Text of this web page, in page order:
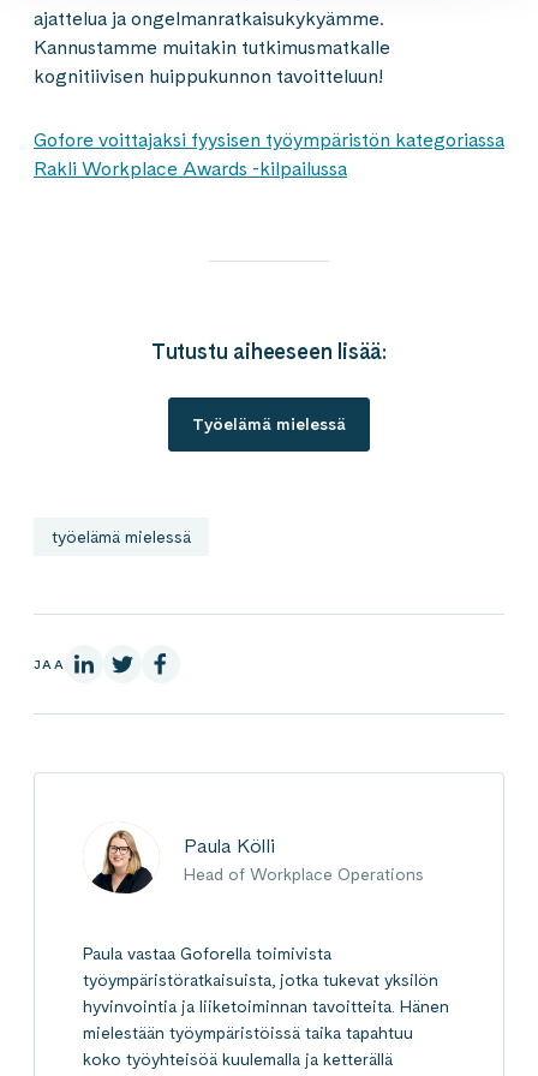
ajattelua ja ongelmanratkaisukykyämme.
Kannustamme muitakin tutkimusmatkalle
kognitiivisen huippukunnon tavoitteluun!
Gofore voittajaksi fyysisen työympäristön kategoriassa
Rakli Workplace Awards -kilpailussa
Tutustu aiheeseen lisää:
Työelämä mielessä
työelämä mielessä
JAA LinkedInissä
X:ssäFacebookissa
Paula Kölli
Head of Workplace Operations
Paula vastaa Goforella toimivista
työympäristöratkaisuista, jotka tukevat yksilön
hyvinvointia ja liiketoiminnan tavoitteita. Hänen
mielestään työympäristöissä taika tapahtuu
koko työyhteisöä kuulemalla ja ketterällä